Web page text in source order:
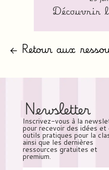
Découvrir
← Retour aux
Newsletter
Inscrivez-vous à la
pour recevoir des idées et
outils pratiques pour la
ainsi que les dernières
ressources gratuites et
premium.